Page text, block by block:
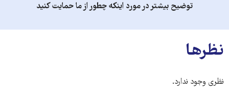
توضیح بیشتر در مورد اینکه چطور از ما حمایت کنید
نظرها
نظری وجود ندارد.